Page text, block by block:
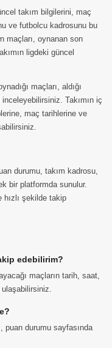
takım bilgilerini, maç
ve futbolcu kadrosunu bu
maçları, oynanan son
ligdeki güncel
maçları, aldığı
Takımın iç
maç tarihlerine ve
durumu, takım kadrosu,
bir platformda sunulur.
şekilde takip
edebilirim?
maçların tarih, saat,
puan durumu sayfasında